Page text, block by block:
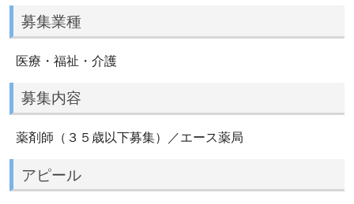
募集業種
医療・福祉・介護
募集内容
薬剤師（３５歳以下募集）／エース薬局
アピール